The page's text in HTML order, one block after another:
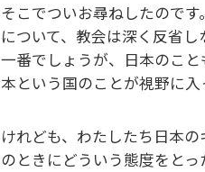
そこでついお尋ねしたので
について、教会は深く反省
一番でしょうが、日本のこ
本という国のことが視野に入
けれども、わたしたち日本
のときにどういう態度をとっ